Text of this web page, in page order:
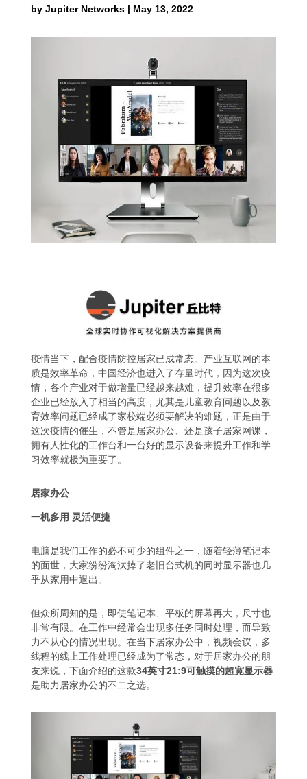
by Jupiter Networks| May 13, 2022
疫情当下，配合疫情防控居家已成常态。产业互联网的本
质是效率革命，中国经济也进入了存量时代，因为这次疫
情，各个产业对于做增量已经越来越难，提升效率在很多
企业已经放入了相当的高度，尤其是儿童教育问题以及教
育效率问题已经成了家校端必须要解决的难题，正是由于
这次疫情的催生，不管是居家办公、还是孩子居家网课，
拥有人性化的工作台和一台好的显示设备来提升工作和学
习效率就极为重要了。
居家办公
一机多用 灵活便捷
电脑是我们工作的必不可少的组件之一，随着轻薄笔记本
的面世，大家纷纷淘汰掉了老旧台式机的同时显示器也几
乎从家用中退出。
但众所周知的是，即使笔记本、平板的屏幕再大，尺寸也
非常有限。在工作中经常会出现多任务同时处理，而导致
力不从心的情况出现。在当下居家办公中，视频会议，多
线程的线上工作处理已经成为了常态，对于居家办公的朋
友来说，下面介绍的这款34英寸21:9可触摸的超宽显示器
是助力居家办公的不二之选。